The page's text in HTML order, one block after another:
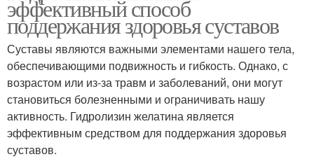
эффективный способ
поддержания здоровья суставов
Суставы являются важными элементами нашего тела,
обеспечивающими подвижность и гибкость. Однако, с
возрастом или из-за травм и заболеваний, они могут
становиться болезненными и ограничивать нашу
активность. Гидролизин желатина является
эффективным средством для поддержания здоровья
суставов.